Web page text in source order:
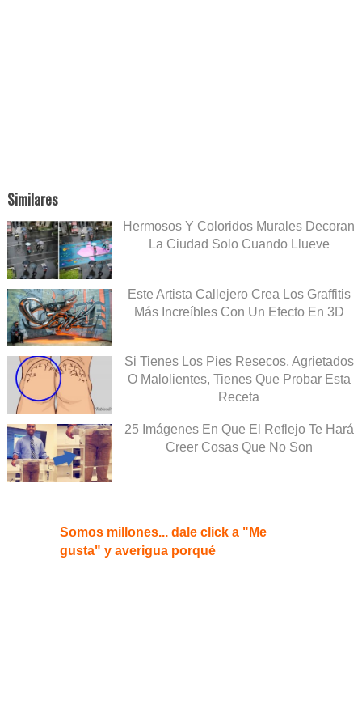
Similares
Hermosos Y Coloridos Murales Decoran
La Ciudad Solo Cuando Llueve
Este Artista Callejero Crea Los Graffitis
Más Increíbles Con Un Efecto En 3D
Si Tienes Los Pies Resecos, Agrietados
O Malolientes, Tienes Que Probar Esta
Receta
25 Imágenes En Que El Reflejo Te Hará
Creer Cosas Que No Son
Somos millones... dale click a "Me
gusta" y averigua porqué